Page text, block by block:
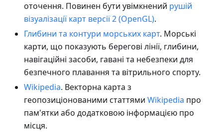
оточення. Повинен бути увімкнений рушій
візуалізації карт версії 2 (OpenGL).
Глибини та контури морських карт. Морські
карти, що показують берегові лінії, глибини,
навігаційні засоби, гавані та небезпеки для
безпечного плавання та вітрильного спорту.
Wikipedia. Векторна карта з
геопозиціонованими статтями Wikipedia про
пам'ятки або додатковою інформацією про
місця.